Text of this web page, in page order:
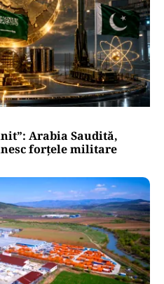
Arabia Saudită,
forțele militare